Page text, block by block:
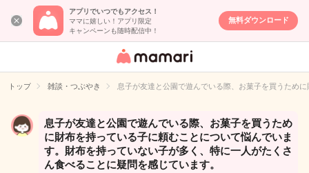
アプリでいつでもアクセス！
ママに嬉しい！アプリ限定
キャンペーンも随時配信中！
無料ダウンロード
女性専用匿名QA
イト
トップ 雑談・つぶやき 息子が友達と公園で遊んでいる際、お菓子を買うため
息子が友達と公園で遊んでいる際、お菓子を買うため
に財布を持っている子に頼むことについて悩んでいま
す。財布を持っていない子が多く、特に一人がたくさ
ん食べることに疑問を感じています。